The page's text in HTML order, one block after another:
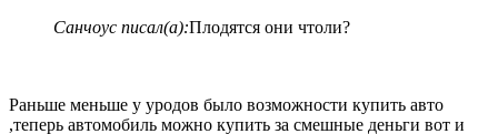
Санчоус писал(а):Плодятся они чтоли?
Раньше меньше у уродов было возможности купить авто
,теперь автомобиль можно купить за смешные деньги вот и